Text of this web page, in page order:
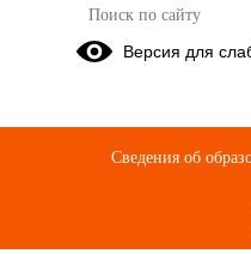
Версия для
Сведения об